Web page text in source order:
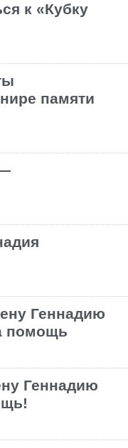
к «Кубку
памяти
Геннадию
помощь
Геннадию